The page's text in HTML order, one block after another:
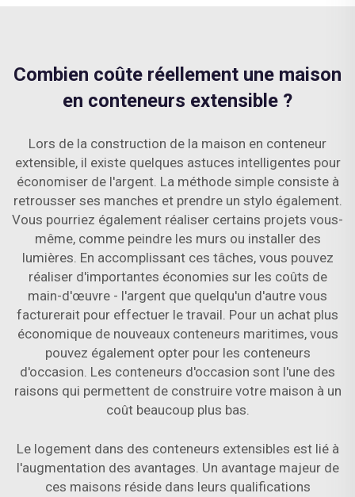
Combien coûte réellement une maison
en conteneurs extensible ?
Lors de la construction de la maison en conteneur
extensible, il existe quelques astuces intelligentes pour
économiser de l'argent. La méthode simple consiste à
retrousser ses manches et prendre un stylo également.
Vous pourriez également réaliser certains projets vous-
même, comme peindre les murs ou installer des
lumières. En accomplissant ces tâches, vous pouvez
réaliser d'importantes économies sur les coûts de
main-d'œuvre - l'argent que quelqu'un d'autre vous
facturerait pour effectuer le travail. Pour un achat plus
économique de nouveaux conteneurs maritimes, vous
pouvez également opter pour les conteneurs
d'occasion. Les conteneurs d'occasion sont l'une des
raisons qui permettent de construire votre maison à un
coût beaucoup plus bas.
Le logement dans des conteneurs extensibles est lié à
l'augmentation des avantages. Un avantage majeur de
ces maisons réside dans leurs qualifications